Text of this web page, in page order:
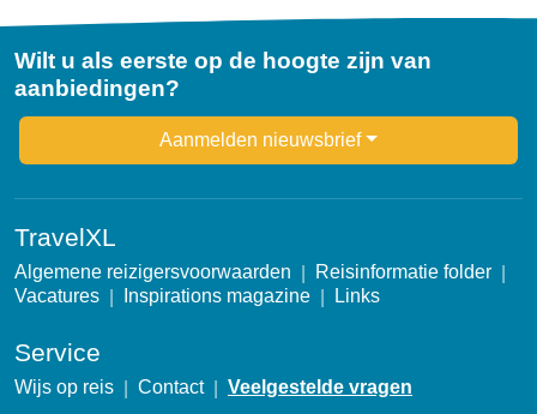
Wilt u als eerste op de hoogte zijn van
aanbiedingen?
Newsletter Aanmelden nieuwsbrief
TravelXL
Algemene reizigersvoorwaarden
Reisinformatie folder
Vacatures
Inspirations magazine Links
Service
Wijs op reis Contact Veelgestelde vragen